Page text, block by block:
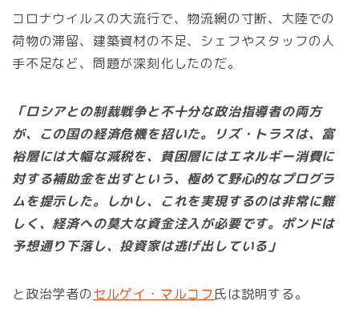
コロナウイルスの大流行で、物流網の寸断、大陸での
荷物の滞留、建築資材の不足、シェフやスタッフの人
手不足など、問題が深刻化したのだ。
「ロシアとの制裁戦争と不十分な政治指導者の両方
が、この国の経済危機を招いた。リズ・トラスは、富
裕層には大幅な減税を、貧困層にはエネルギー消費に
対する補助金を出すという、極めて野心的なプログラ
ムを提示した。しかし、これを実現するのは非常に難
しく、経済への莫大な資金注入が必要です。ポンドは
予想通り下落し、投資家は逃げ出している」
と政治学者のセルゲイ・マルコフ 氏は説明する。